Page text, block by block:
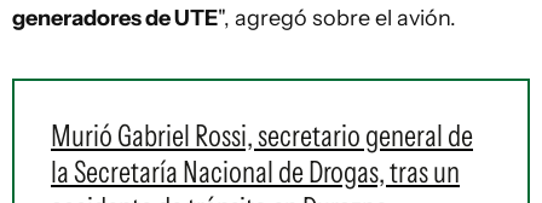
generadores de UTE", agregó sobre el avión.
Murió Gabriel Rossi, secretario general de
la Secretaría Nacional de Drogas, tras un